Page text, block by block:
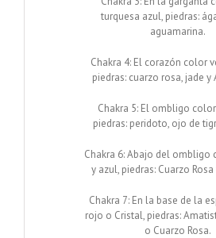
turquesa azul, piedras:
aguamarina.
Chakra 4: El corazón color
piedras: cuarzo rosa, jade y
Chakra 5: El ombligo
piedras: peridoto, ojo de
Chakra 6: Abajo del ombligo
y azul, piedras: Cuarzo
Chakra 7: En la base de la
rojo o Cristal, piedras:
o Cuarzo Rosa.